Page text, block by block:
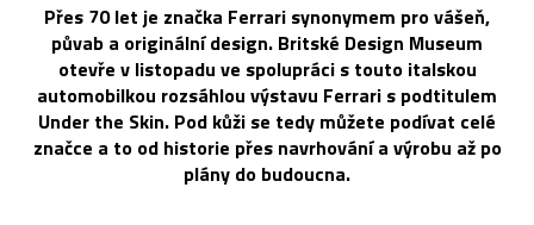
Přes 70 let je značka Ferrari synonymem pro vášeň,
půvab a originální design. Britské Design Museum
otevře v listopadu ve spolupráci s touto italskou
automobilkou rozsáhlou výstavu Ferrari s podtitulem
Under the Skin. Pod kůži se tedy můžete podívat celé
značce a to od historie přes navrhování a výrobu až po
plány do budoucna.